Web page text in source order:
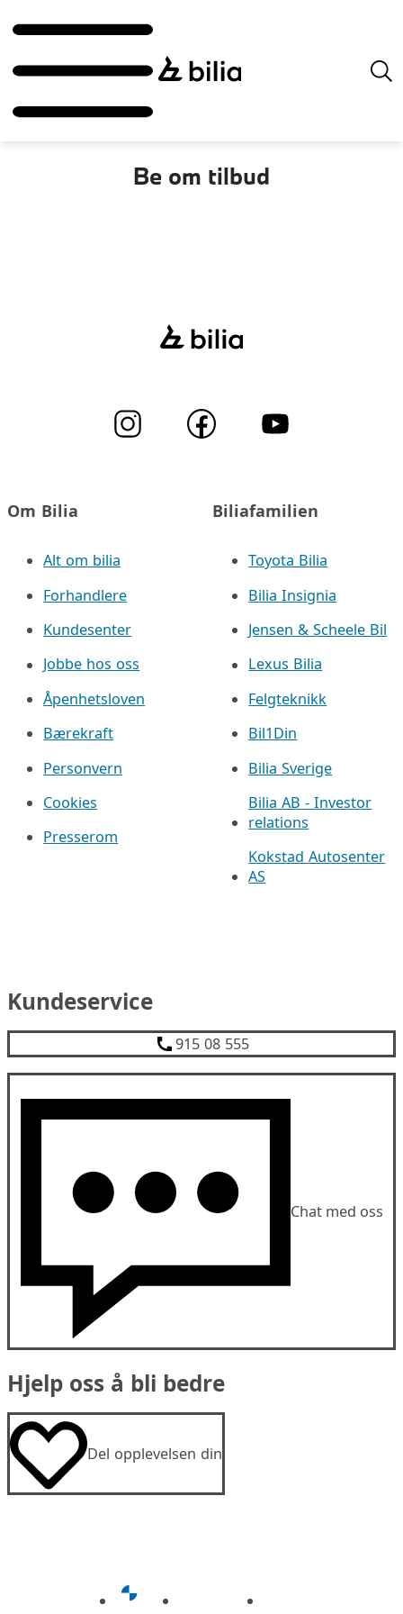
Be om tilbud
Om Bilia
Alt om bilia
Forhandlere
Kundesenter
Jobbe hos oss
Åpenhetsloven
Bærekraft
Personvern
Cookies
Presserom
Biliafamilien
Toyota Bilia
Bilia Insignia
Jensen & Scheele Bil
Lexus Bilia
Felgteknikk
Bil1Din
Bilia Sverige
Bilia AB - Investor
relations
Kokstad Autosenter
AS
Kundeservice
915 08 555
Chat med oss
Hjelp oss å bli bedre
Del opplevelsen din